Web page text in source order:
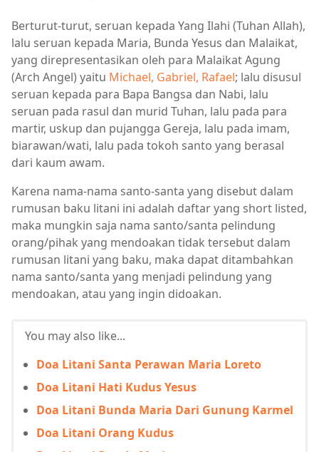
Berturut-turut, seruan kepada Yang Ilahi (Tuhan Allah),
lalu seruan kepada Maria, Bunda Yesus dan Malaikat,
yang direpresentasikan oleh para Malaikat Agung
(Arch Angel) yaitu Michael, Gabriel, Rafael; lalu disusul
seruan kepada para Bapa Bangsa dan Nabi, lalu
seruan pada rasul dan murid Tuhan, lalu pada para
martir, uskup dan pujangga Gereja, lalu pada imam,
biarawan/wati, lalu pada tokoh santo yang berasal
dari kaum awam.
Karena nama-nama santo-santa yang disebut dalam
rumusan baku litani ini adalah daftar yang short listed,
maka mungkin saja nama santo/santa pelindung
orang/pihak yang mendoakan tidak tersebut dalam
rumusan litani yang baku, maka dapat ditambahkan
nama santo/santa yang menjadi pelindung yang
mendoakan, atau yang ingin didoakan.
You may also like...
Doa Litani Santa Perawan Maria Loreto
Doa Litani Hati Kudus Yesus
Doa Litani Bunda Maria Dari Gunung Karmel
Doa Litani Orang Kudus